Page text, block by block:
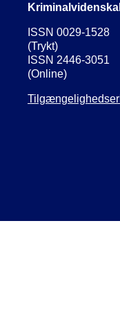
ISSN 0029-1528
(Trykt)
ISSN 2446-3051
(Online)